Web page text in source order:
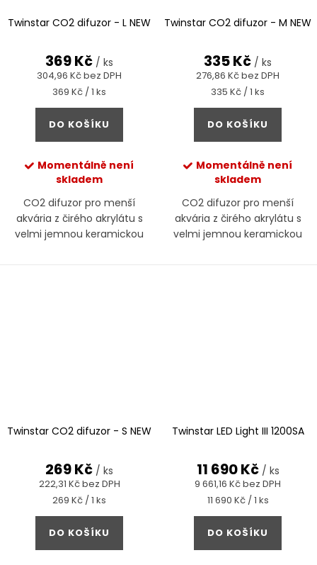
Twinstar CO2 difuzor - L NEW
304,96 Kč bez DPH
369 Kč / ks
Měrná
cena:
369 Kč / 1 ks
DO KOŠÍKU
Momentálně není
skladem
CO2 difuzor pro menší
akvária z čirého akrylátu s
velmi jemnou keramickou
Twinstar CO2 difuzor - M NEW
276,86 Kč bez DPH
335 Kč / ks
Měrná
cena:
335 Kč / 1 ks
DO KOŠÍKU
Momentálně není
skladem
CO2 difuzor pro menší
akvária z čirého akrylátu s
velmi jemnou keramickou
Twinstar CO2 difuzor - S NEW
222,31 Kč bez DPH
269 Kč / ks
Měrná
cena:
269 Kč / 1 ks
DO KOŠÍKU
Twinstar LED Light III 1200SA
9 661,16 Kč bez DPH
11 690 Kč / ks
Měrná
cena:
11 690 Kč / 1 ks
DO KOŠÍKU